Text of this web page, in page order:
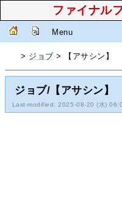
ファイナル
Menu
> ジョブ > 【アサシン】
ジョブ/【アサシン】
Last-modified: 2025-08-20 (水)